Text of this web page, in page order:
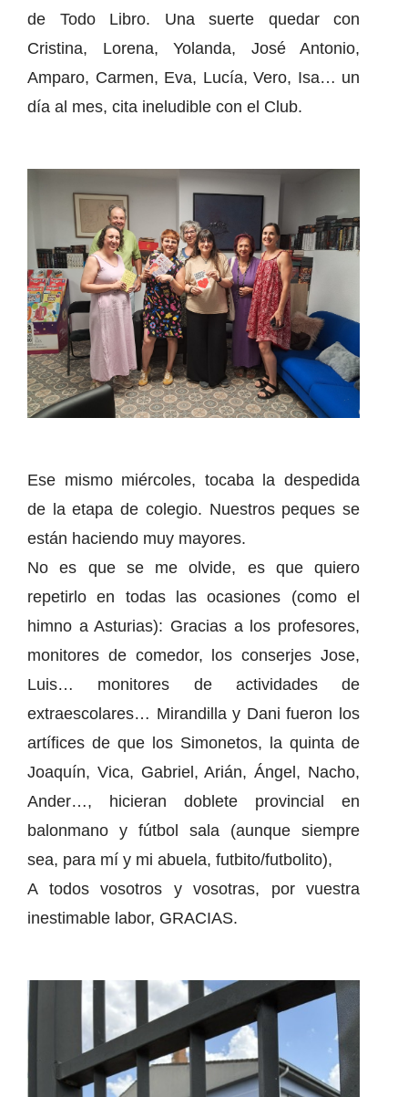
de Todo Libro. Una suerte quedar con
Cristina, Lorena, Yolanda, José Antonio,
Amparo, Carmen, Eva, Lucía, Vero, Isa… un
día al mes, cita ineludible con el Club.
Ese mismo miércoles, tocaba la despedida
de la etapa de colegio. Nuestros peques se
están haciendo muy mayores.
No es que se me olvide, es que quiero
repetirlo en todas las ocasiones (como el
himno a Asturias): Gracias a los profesores,
monitores de comedor, los conserjes Jose,
Luis… monitores de actividades de
extraescolares… Mirandilla y Dani fueron los
artífices de que los Simonetos, la quinta de
Joaquín, Vica, Gabriel, Arián, Ángel, Nacho,
Ander…, hicieran doblete provincial en
balonmano y fútbol sala (aunque siempre
sea, para mí y mi abuela, futbito/futbolito),
A todos vosotros y vosotras, por vuestra
inestimable labor, GRACIAS.